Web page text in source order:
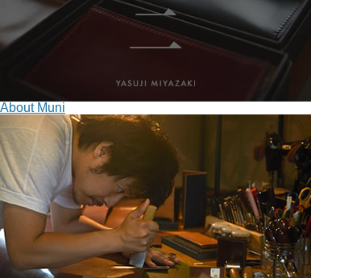
About Muni